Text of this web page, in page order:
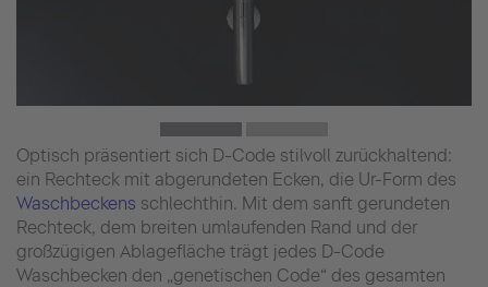
Optisch präsentiert sich D-Code stilvoll zurückhaltend:
ein Rechteck mit abgerundeten Ecken, die Ur-Form des
Waschbeckens schlechthin. Mit dem sanft gerundeten
Rechteck, dem breiten umlaufenden Rand und der
großzügigen Ablagefläche trägt jedes D-Code
Waschbecken den „genetischen Code“ des gesamten